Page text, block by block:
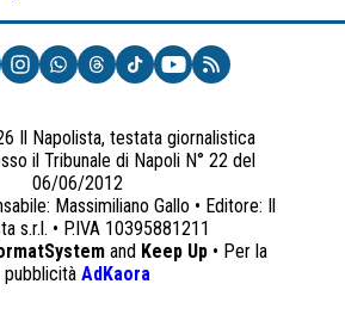
UNA
NUOVA
SCHEDA)
Il Napolista, testata giornalistica
il Tribunale di Napoli N° 22 del
06/06/2012
Massimiliano Gallo • Editore: Il
s.r.l. • P.IVA 10395881211
and Keep Up• Per la
pubblicità AdKaora